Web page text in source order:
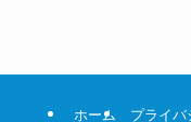
ホーム プライバ